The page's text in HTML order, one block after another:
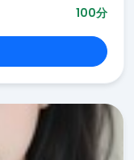
100分